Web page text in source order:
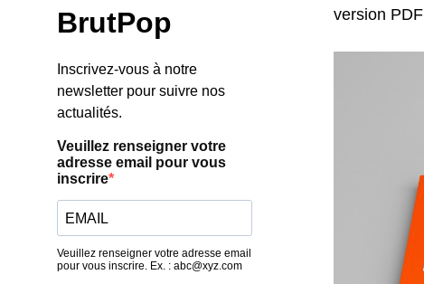
version PDF